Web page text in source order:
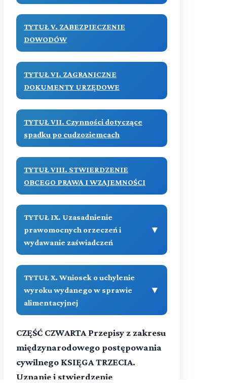
TYTUŁ V. ZABEZPIECZENIE
DOWODÓW
TYTUŁ VI. ZAGRANICZNE
DOKUMENTY URZĘDOWE
TYTUŁ VII. Czynności dotyczące
spadku po cudzoziemcach
TYTUŁ VIII. STWIERDZENIE
OBCEGO PRAWA I WZAJEMNOŚCI
TYTUŁ IX. Uzasadnienie
prawomocnych orzeczeń i
wydawanie zaświadczeń
▼
(art. - )
Przeczytaj zawartość działu
TYTUŁ X. Wniosek o uchylenie
wyroku wydanego w sprawie
alimentacyjnej
▼
(art. 1144[2]-1144[2])
Treść
Przeczytaj zawartość działu
CZĘŚĆ CZWARTA Przepisy z zakresu
międzynarodowego postępowania
cywilnego KSIĘGA TRZECIA.
Uznanie i stwierdzenie